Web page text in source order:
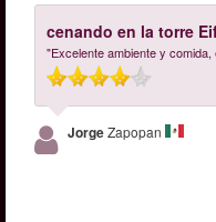
cenando en la torre
"Excelente ambiente y
JorgeZapopan